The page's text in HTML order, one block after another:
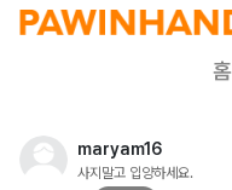
홈
maryam16
사지말고 입양하세요.